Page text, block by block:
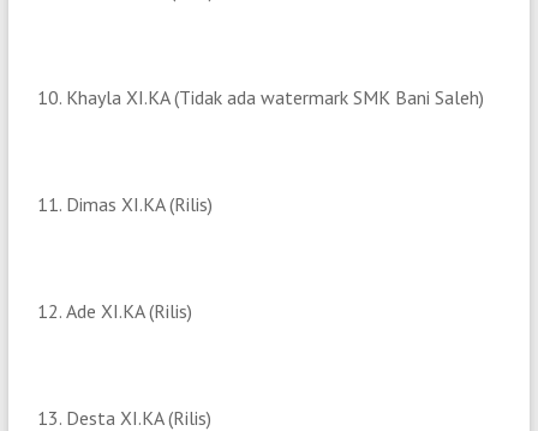
Khayla XI.KA (Tidak ada watermark SMK Bani Saleh)
Dimas XI.KA (Rilis)
Ade XI.KA (Rilis)
Desta XI.KA (Rilis)